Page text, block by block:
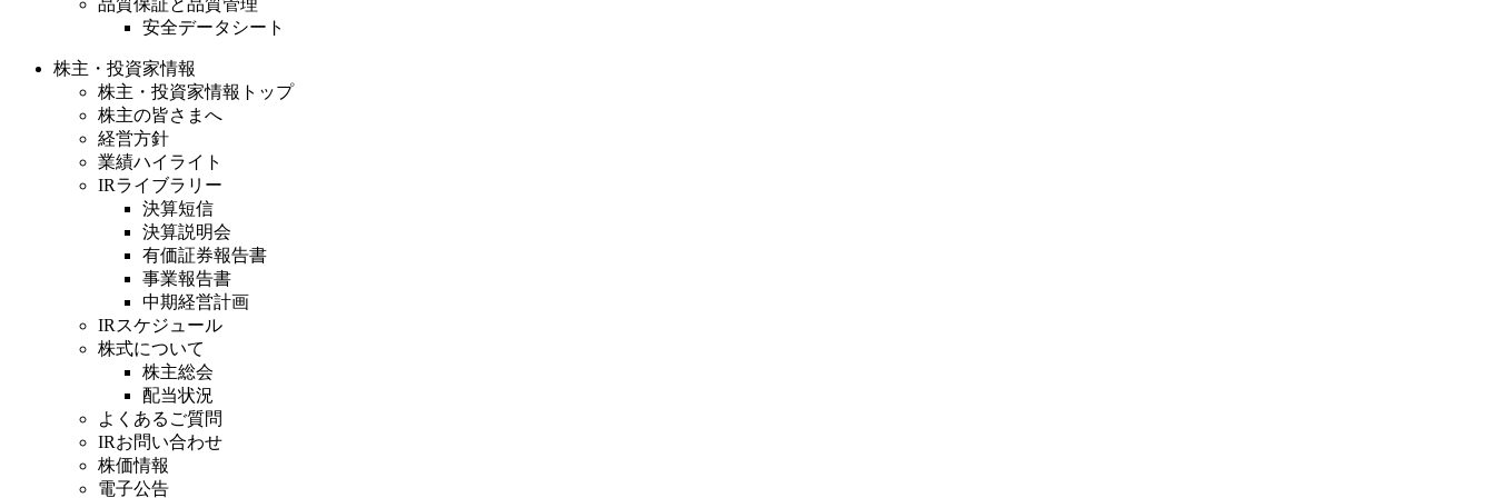
安全データシート
株主・投資家情報
株主・投資家情報トップ
株主の皆さまへ
経営方針
業績ハイライト
IRライブラリー
決算短信
決算説明会
有価証券報告書
事業報告書
中期経営計画
IRスケジュール
株式について
株主総会
配当状況
よくあるご質問
IRお問い合わせ
株価情報
電子公告